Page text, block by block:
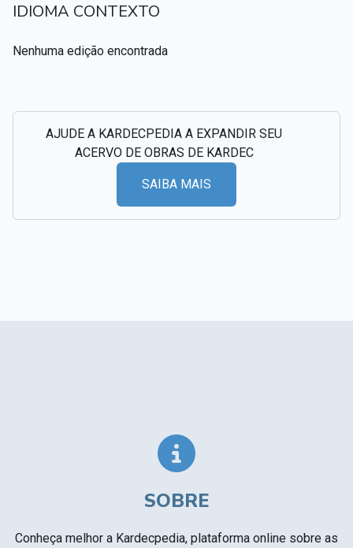
CSI - Imagens e registros históricos do espiritismo
IDIOMA CONTEXTO
Nenhuma edição encontrada
AJUDE A KARDECPEDIA A EXPANDIR SEU
ACERVO DE OBRAS DE KARDEC
SAIBA MAIS
SOBRE
Conheça melhor a Kardecpedia, plataforma online sobre as